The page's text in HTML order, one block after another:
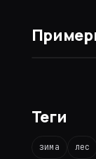
ДО
Теги
зима лес